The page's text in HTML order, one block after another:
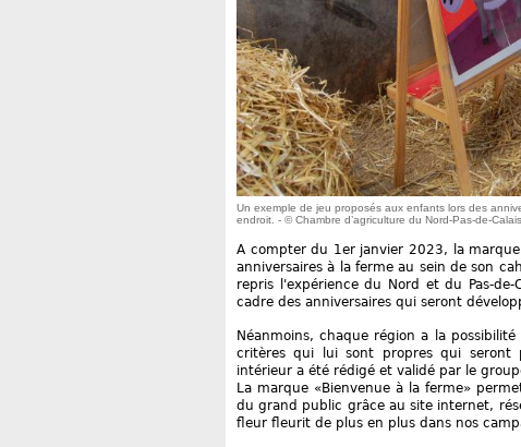
Un exemple de jeu proposés aux enfants lors des
endroit. - © Chambre d’agriculture du Nord-Pas-de-Calais
A compter du 1er janvier 2023, la
anniversaires à la ferme au sein de son
repris l'expérience du Nord et du Pas-
cadre des anniversaires qui seront
Néanmoins, chaque région a la
critères qui lui sont propres qui seront
intérieur a été rédigé et validé par le
La marque «Bienvenue à la ferme»
du grand public grâce au site internet,
fleur fleurit de plus en plus dans nos